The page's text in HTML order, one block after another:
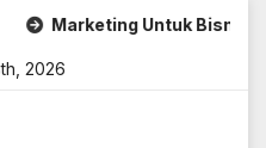
Untuk Bisnis Online
2026